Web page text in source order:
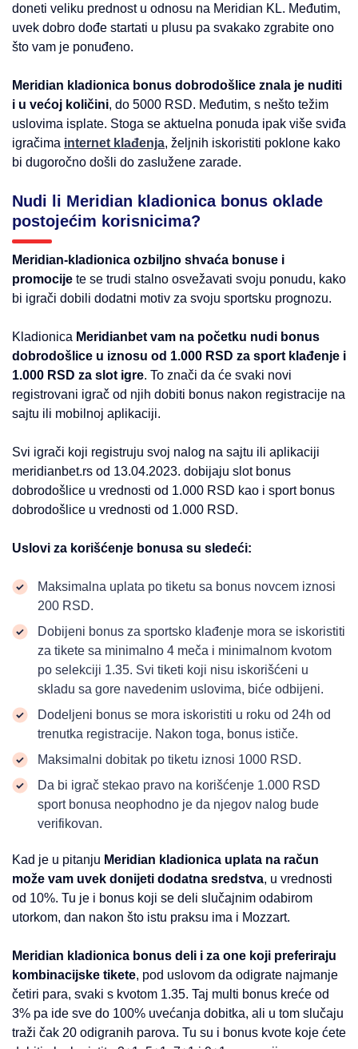
doneti veliku prednost u odnosu na Meridian KL. Međutim,
uvek dobro dođe startati u plusu pa svakako zgrabite ono
što vam je ponuđeno.
Meridian kladionica bonus dobrodošlice znala je nuditi
i u većoj količini, do 5000 RSD. Međutim, s nešto težim
uslovima isplate. Stoga se aktuelna ponuda ipak više sviđa
igračima internet klađenja, željnih iskoristiti poklone kako
bi dugoročno došli do zaslužene zarade.
Nudi li Meridian kladionica bonus oklade
postojećim korisnicima?
Meridian-kladionica ozbiljno shvaća bonuse i
promocije te se trudi stalno osvežavati svoju ponudu, kako
bi igrači dobili dodatni motiv za svoju sportsku prognozu.
Kladionica Meridianbet vam na početku nudi bonus
dobrodošlice u iznosu od 1.000 RSD za sport klađenje i
1.000 RSD za slot igre. To znači da će svaki novi
registrovani igrač od njih dobiti bonus nakon registracije na
sajtu ili mobilnoj aplikaciji.
Svi igrači koji registruju svoj nalog na sajtu ili aplikaciji
meridianbet.rs od 13.04.2023. dobijaju slot bonus
dobrodošlice u vrednosti od 1.000 RSD kao i sport bonus
dobrodošlice u vrednosti od 1.000 RSD.
Uslovi za korišćenje bonusa su sledeći:
Maksimalna uplata po tiketu sa bonus novcem iznosi
200 RSD.
Dobijeni bonus za sportsko klađenje mora se iskoristiti
za tikete sa minimalno 4 meča i minimalnom kvotom
po selekciji 1.35. Svi tiketi koji nisu iskorišćeni u
skladu sa gore navedenim uslovima, biće odbijeni.
Dodeljeni bonus se mora iskoristiti u roku od 24h od
trenutka registracije. Nakon toga, bonus ističe.
Maksimalni dobitak po tiketu iznosi 1000 RSD.
Da bi igrač stekao pravo na korišćenje 1.000 RSD
sport bonusa neophodno je da njegov nalog bude
verifikovan.
Kad je u pitanju Meridian kladionica uplata na račun
može vam uvek donijeti dodatna sredstva, u vrednosti
od 10%. Tu je i bonus koji se deli slučajnim odabirom
utorkom, dan nakon što istu praksu ima i Mozzart.
Meridian kladionica bonus deli i za one koji preferiraju
kombinacijske tikete, pod uslovom da odigrate najmanje
četiri para, svaki s kvotom 1.35. Taj multi bonus kreće od
3% pa ide sve do 100% uvećanja dobitka, ali u tom slučaju
traži čak 20 odigranih parova. Tu su i bonus kvote koje ćete